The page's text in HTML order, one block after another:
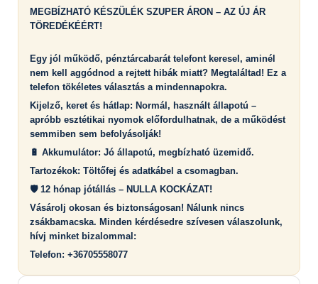
MEGBÍZHATÓ KÉSZÜLÉK SZUPER ÁRON – AZ ÚJ ÁR
TÖREDÉKÉÉRT!
Egy jól működő, pénztárcabarát telefont keresel, aminél
nem kell aggódnod a rejtett hibák miatt? Megtaláltad! Ez a
telefon tökéletes választás a mindennapokra.
Kijelző, keret és hátlap: Normál, használt állapotú –
apróbb esztétikai nyomok előfordulhatnak, de a működést
semmiben sem befolyásolják!
🔋 Akkumulátor: Jó állapotú, megbízható üzemidő.
Tartozékok: Töltőfej és adatkábel a csomagban.
🛡️ 12 hónap jótállás – NULLA KOCKÁZAT!
Vásárolj okosan és biztonságosan! Nálunk nincs
zsákbamacska. Minden kérdésedre szívesen válaszolunk,
hívj minket bizalommal:
Telefon: +36705558077